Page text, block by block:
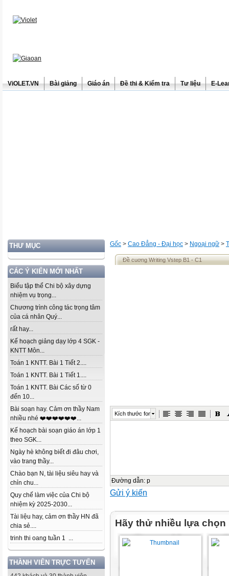
ViOLET.VN Bài giảng Giáo án Đề thi & Kiểm tra Tư liệu E-
THƯ MỤC
CÁC Ý KIẾN MỚI NHẤT
Biểu tập thể Chi bộ xây dựng
nhiệm vụ trọng...
Chương trình công tác trọng tâm
của cá nhân Quý...
rất hay...
Kế hoạch giảng dạy lớp 4 SGK -
KNTT Môn...
Toán 1 KNTT. Bài 1 Tiết 2....
Toán 1 KNTT. Bài 1 Tiết 1....
Toán 1 KNTT. Bài Các số từ 0
đến 10...
Bài soạn hay. Cảm ơn thầy Nam
nhiều nhé ❤️❤️❤️❤️❤️❤️...
Kế hoạch bài soạn giáo án lớp 1
theo SGK...
Ngày hè không biết đi đâu chơi,
vào trang thầy...
Chào bạn N, tài liệu siêu hay và
chỉn chu...
Quy chế làm việc của Chi bộ
nhiệm kỳ 2025-2030...
Tài liệu hay, cảm ơn thầy HN đã
chia sẻ....
trinh thi oang tuần 1 ...
THÀNH VIÊN TRỰC TUYẾN
Gốc > Cao Đẳng - Đại học > Ngoại ngữ >
Đề cuơng Writing Vstep B1 - C1
Kích thước font
Đường dẫn: p
Gửi ý kiến
Hãy thử nhiều lựa chọn